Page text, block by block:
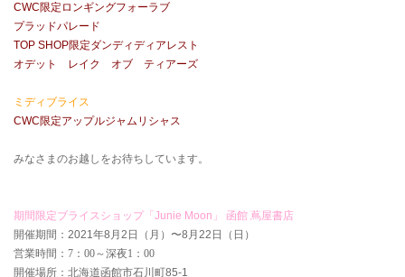
CWC限定ロンギングフォーラブ
プラッドパレード
TOP SHOP限定ダンディディアレスト
オデット レイク オブ ティアーズ
ミディブライス
CWC限定アップルジャムリシャス
みなさまのお越しをお待ちしています。
期間限定ブライスショップ「 Junie Moon 」 函館 蔦屋書店
開催期間： 2021年8 月 2 日（月）〜8 月 22 日（日）
営業時間： 7 ： 00～深夜1 ： 00
開催場所：北海道函館市石川町85-1